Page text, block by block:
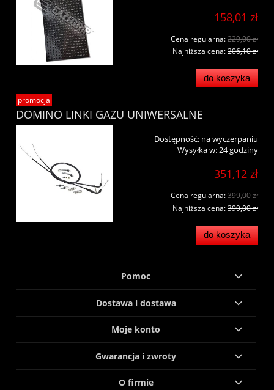
158,01 zł
Cena regularna:229,00 zł
Najniższa cena:206,10 zł
do koszyka
DOMINO LINKI GAZU UNIWERSALNE
Dostępność: na wyczerpaniu
Wysyłka w:24 godziny
351,12 zł
Cena regularna:399,00 zł
Najniższa cena:399,00 zł
do koszyka
promocja
Pomoc
Dostawa i dostawa
Moje konto
Gwarancja i zwroty
O firmie